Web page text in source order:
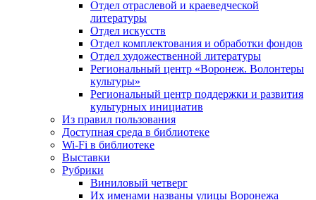
Отдел отраслевой и краеведческой
литературы
Отдел искусств
Отдел комплектования и обработки фондов
Отдел художественной литературы
Региональный центр «Воронеж. Волонтеры
культуры»
Региональный центр поддержки и развития
культурных инициатив
Из правил пользования
Доступная среда в библиотеке
Wi-Fi в библиотеке
Выставки
Рубрики
Виниловый четверг
Их именами названы улицы Воронежа